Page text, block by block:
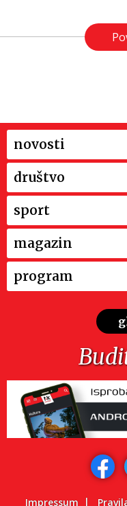
novosti
društvo
sport
magazin
program
Impressum